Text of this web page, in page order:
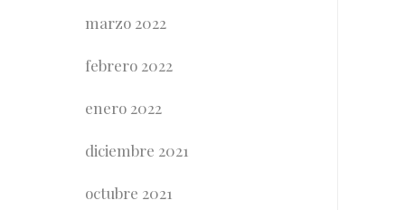
marzo 2022
febrero 2022
enero 2022
diciembre 2021
octubre 2021